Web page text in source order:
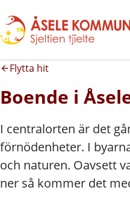
Flytta hit
Boende i
I centralorten är det
förnödenheter. I
och naturen. Oavsett
ner så kommer det